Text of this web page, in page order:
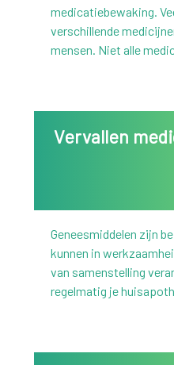
medicatiebewaking.
verschillende
mensen. Niet alle
Vervallen
Geneesmiddelen zijn
kunnen in
van samenstelling
regelmatig je